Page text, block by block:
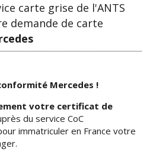
carte grise de l'ANTS
demande de carte
Mercedes !
votre certificat de
du service CoC
immatriculer en France votre